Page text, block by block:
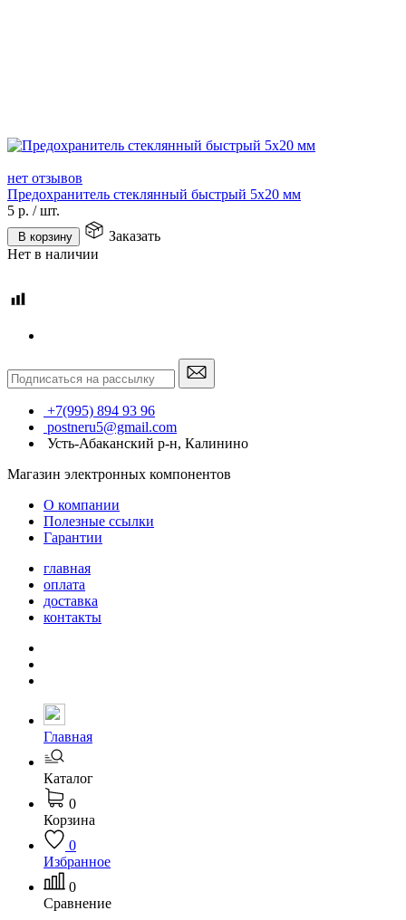
нет отзывов
Предохранитель стеклянный быстрый 5x20 мм
5 р. /шт.
В корзину
Заказать
Нет в наличии
+7(995) 894 93 96
postneru5@gmail.com
Усть-Абаканский р-н, Калинино
Магазин электронных компонентов
О компании
Полезные ссылки
Гарантии
главная
оплата
доставка
контакты
Главная
Каталог
0
Корзина
0
Избранное
0
Сравнение